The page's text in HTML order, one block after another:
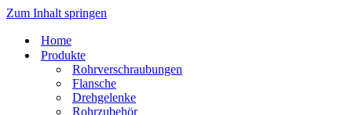
Zum Inhalt springen
Home
Produkte
Rohrverschraubungen
Flansche
Drehgelenke
Rohrzubehör